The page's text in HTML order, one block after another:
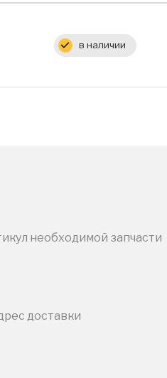
в наличии
необходимой запчасти
доставки